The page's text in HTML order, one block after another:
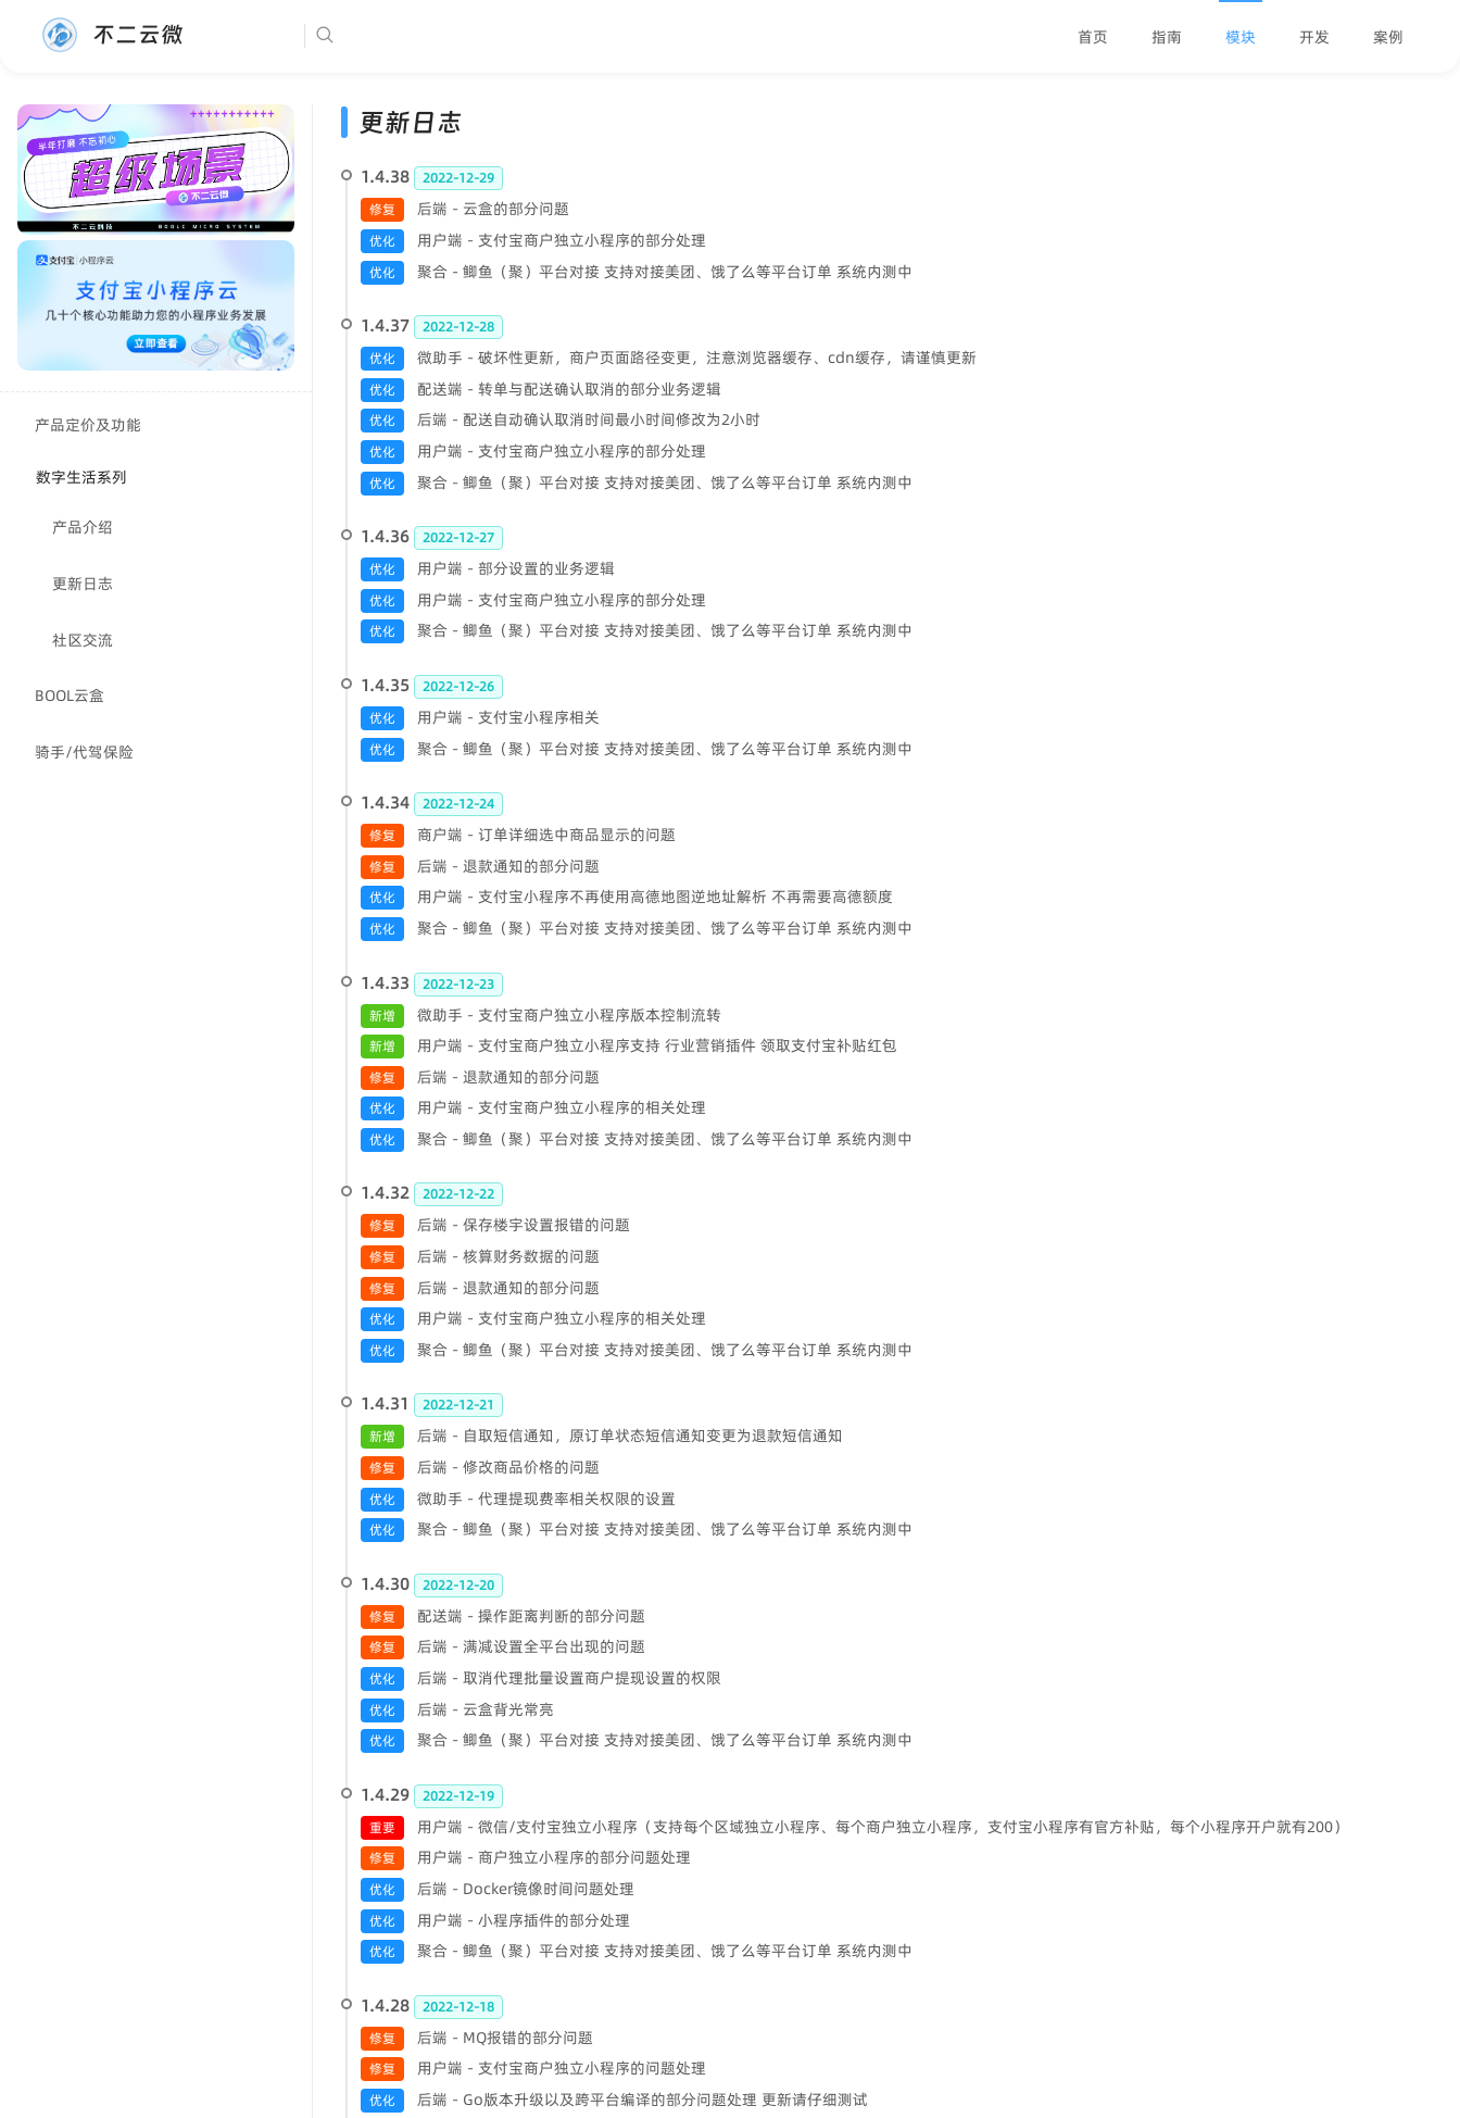
不二云微 首页 指南 模块 开发 案例
产品定价及功能
数字生活系列
产品介绍
更新日志
社区交流
BOOL云盒
骑手/代驾保险
更新日志
1.4.38
2022-12-29
修复
后端 - 云盒的部分问题
优化 用户端 - 支付宝商户独立小程序的部分处理
优化 聚合 - 鲫鱼（聚）平台对接 支持对接美团、饿了么等平台订单 系统内测中
1.4.37
2022-12-28
优化
微助手 - 破坏性更新，商户页面路径变更，注意浏览器缓存、cdn缓存，请谨慎更新
优化 配送端 - 转单与配送确认取消的部分业务逻辑
优化 后端 - 配送自动确认取消时间最小时间修改为2小时
优化 用户端 - 支付宝商户独立小程序的部分处理
优化 聚合 - 鲫鱼（聚）平台对接 支持对接美团、饿了么等平台订单 系统内测中
1.4.36
2022-12-27
优化
用户端 - 部分设置的业务逻辑
优化 用户端 - 支付宝商户独立小程序的部分处理
优化 聚合 - 鲫鱼（聚）平台对接 支持对接美团、饿了么等平台订单 系统内测中
1.4.35
2022-12-26
优化
用户端 - 支付宝小程序相关
优化 聚合 - 鲫鱼（聚）平台对接 支持对接美团、饿了么等平台订单 系统内测中
1.4.34
2022-12-24
修复
商户端 - 订单详细选中商品显示的问题
修复 后端 - 退款通知的部分问题
优化 用户端 - 支付宝小程序不再使用高德地图逆地址解析 不再需要高德额度
优化 聚合 - 鲫鱼（聚）平台对接 支持对接美团、饿了么等平台订单 系统内测中
1.4.33
2022-12-23
新增
微助手 - 支付宝商户独立小程序版本控制流转
新增 用户端 - 支付宝商户独立小程序支持 行业营销插件 领取支付宝补贴红包
修复 后端 - 退款通知的部分问题
优化 用户端 - 支付宝商户独立小程序的相关处理
优化 聚合 - 鲫鱼（聚）平台对接 支持对接美团、饿了么等平台订单 系统内测中
1.4.32
2022-12-22
修复
后端 - 保存楼宇设置报错的问题
修复 后端 - 核算财务数据的问题
修复 后端 - 退款通知的部分问题
优化 用户端 - 支付宝商户独立小程序的相关处理
优化 聚合 - 鲫鱼（聚）平台对接 支持对接美团、饿了么等平台订单 系统内测中
1.4.31
2022-12-21
新增
后端 - 自取短信通知，原订单状态短信通知变更为退款短信通知
修复 后端 - 修改商品价格的问题
优化 微助手 - 代理提现费率相关权限的设置
优化 聚合 - 鲫鱼（聚）平台对接 支持对接美团、饿了么等平台订单 系统内测中
1.4.30
2022-12-20
修复
配送端 - 操作距离判断的部分问题
修复 后端 - 满减设置全平台出现的问题
优化 后端 - 取消代理批量设置商户提现设置的权限
优化 后端 - 云盒背光常亮
优化 聚合 - 鲫鱼（聚）平台对接 支持对接美团、饿了么等平台订单 系统内测中
1.4.29
2022-12-19
重要
用户端 - 微信/支付宝独立小程序（支持每个区域独立小程序、每个商户独立小程序，支付宝小程序有官方补贴，每个小程序开户就有200）
修复 用户端 - 商户独立小程序的部分问题处理
优化 后端 - Docker镜像时间问题处理
优化 用户端 - 小程序插件的部分处理
优化 聚合 - 鲫鱼（聚）平台对接 支持对接美团、饿了么等平台订单 系统内测中
1.4.28
2022-12-18
修复
后端 - MQ报错的部分问题
修复 用户端 - 支付宝商户独立小程序的问题处理
优化 后端 - Go版本升级以及跨平台编译的部分问题处理 更新请仔细测试